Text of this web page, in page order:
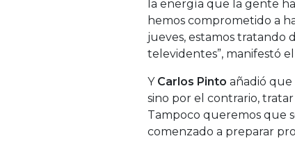
la energía que la gente
hemos comprometido a
jueves, estamos tratando
televidentes”, manifestó
Y Carlos Pinto añadió que
sino por el contrario,
Tampoco queremos que
comenzado a preparar